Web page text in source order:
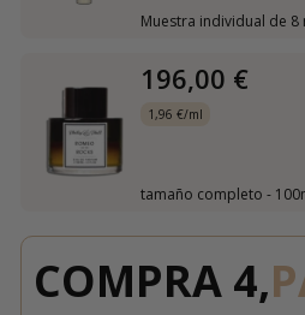
Muestra individual de 8
196,00 €
1,96 €/ml
tamaño completo -
COMPRA 4,